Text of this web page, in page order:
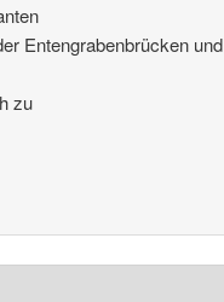
Entengrabenbrücken und
zu